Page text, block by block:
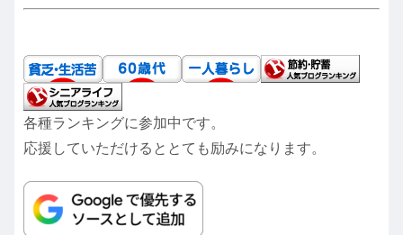
各種ランキングに参加中です。
応援していただけるととても励みになります。